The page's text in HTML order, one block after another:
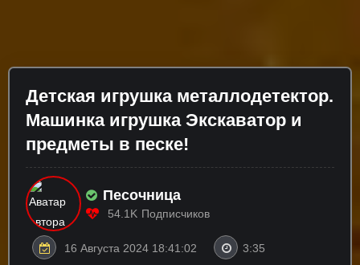
Детская игрушка металлодетектор.
Машинка игрушка Экскаватор и
предметы в песке!
Песочница
54.1K Подписчиков
16 Августа 2024 18:41:02 3:35